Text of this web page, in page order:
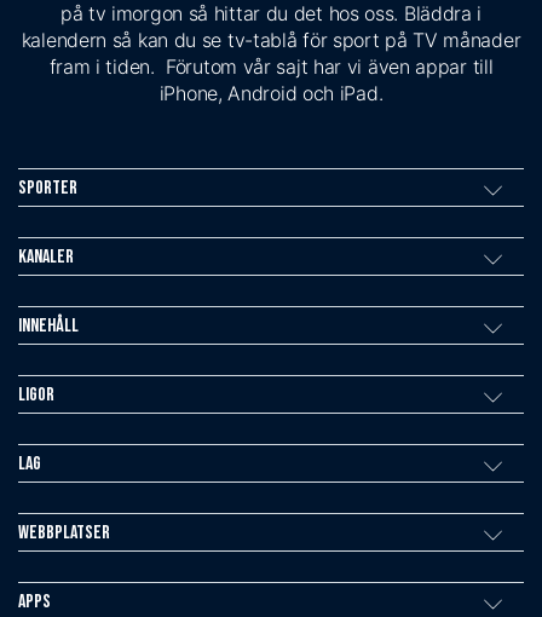
på tv imorgon så hittar du det hos oss. Bläddra i
kalendern så kan du se tv-tablå för sport på TV månader
fram i tiden. Förutom vår sajt har vi även appar till
iPhone, Android och iPad.
Sporter
Kanaler
Innehåll
Ligor
Lag
Webbplatser
Apps